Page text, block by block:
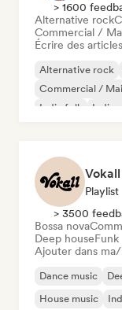
> 1600
Alternative rock
Commercial /
Écrire des articles
Alternative rock
Commercial /
Indie folk
Indie
Playlist
> 3500
Bossa nova
Deep houseFunk
Ajouter dans
Dance music
House music